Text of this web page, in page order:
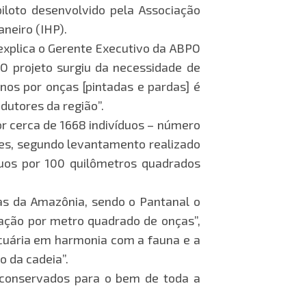
desenvolvido pela Associação
(IHP).
o Gerente Executivo da ABPO
projeto surgiu da necessidade de
por onças [pintadas e pardas] é
da região”.
cerca de 1668 indivíduos – número
segundo levantamento realizado
por 100 quilômetros quadrados
da Amazônia, sendo o Pantanal o
por metro quadrado de onças”,
em harmonia com a fauna e a
da cadeia”.
para o bem de toda a